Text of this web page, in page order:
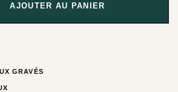
AJOUTER AU PANIER
GRAVÉS